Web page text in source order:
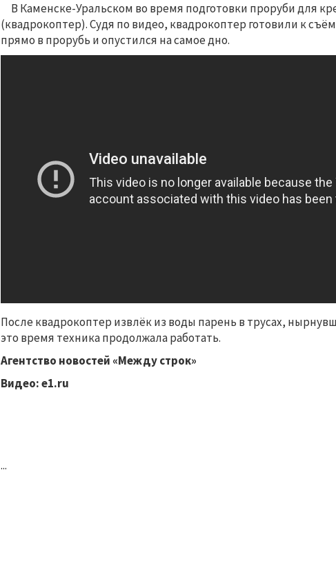
В Каменске-Уральском во время подготовки проруби для
(квадрокоптер). Судя по видео, квадрокоптер готовили к
прямо в прорубь и опустился на самое дно.
После квадрокоптер извлёк из воды парень в трусах,
это время техника продолжала работать.
Агентство новостей «Между строк»
Видео: е1.ru
...